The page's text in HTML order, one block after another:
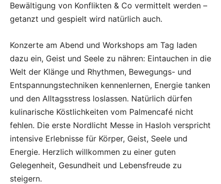
Bewältigung von Konflikten & Co vermittelt werden –
getanzt und gespielt wird natürlich auch.
Konzerte am Abend und Workshops am Tag laden
dazu ein, Geist und Seele zu nähren: Eintauchen in die
Welt der Klänge und Rhythmen, Bewegungs- und
Entspannungstechniken kennenlernen, Energie tanken
und den Alltagsstress loslassen. Natürlich dürfen
kulinarische Köstlichkeiten vom Palmencafé nicht
fehlen. Die erste Nordlicht Messe in Hasloh verspricht
intensive Erlebnisse für Körper, Geist, Seele und
Energie. Herzlich willkommen zu einer guten
Gelegenheit, Gesundheit und Lebensfreude zu
steigern.